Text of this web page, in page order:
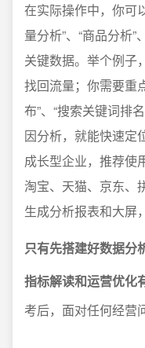
在实际操作中，你可
量分析”、“商品分析
关键数据。举个例子
找回流量；你需要重
布”、“搜索关键词排
因分析，就能快速定
成长型企业，推荐使
淘宝、天猫、京东、
生成分析报表和大屏
只有先搭建好数据分
指标解读和运营优化
考后，面对任何经营